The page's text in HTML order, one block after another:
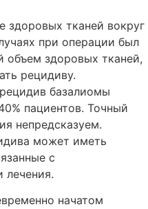
здоровых тканей вокруг
при операции был
объем здоровых тканей,
рецидиву.
базалиомы
пациентов. Точный
непредсказуем.
может иметь
с
лечения.
начатом